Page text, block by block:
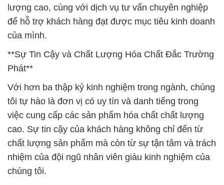
lượng cao, cùng với dịch vụ tư vấn chuyên nghiệp
để hỗ trợ khách hàng đạt được mục tiêu kinh doanh
của mình.
**Sự Tin Cậy và Chất Lượng Hóa Chất Đắc Trường
Phát**
Với hơn ba thập kỷ kinh nghiệm trong ngành, chúng
tôi tự hào là đơn vị có uy tín và danh tiếng trong
việc cung cấp các sản phẩm hóa chất chất lượng
cao. Sự tin cậy của khách hàng không chỉ đến từ
chất lượng sản phẩm mà còn từ sự tận tâm và trách
nhiệm của đội ngũ nhân viên giàu kinh nghiệm của
chúng tôi.